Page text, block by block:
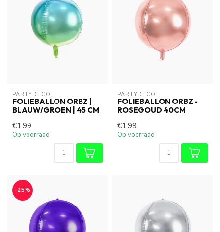
PARTYDECO
FOLIEBALLON ORBZ |
BLAUW/GROEN | 45 CM
€1,99
Op voorraad
PARTYDECO
FOLIEBALLON ORBZ -
ROSEGOUD 40CM
€1,99
Op voorraad
-25%